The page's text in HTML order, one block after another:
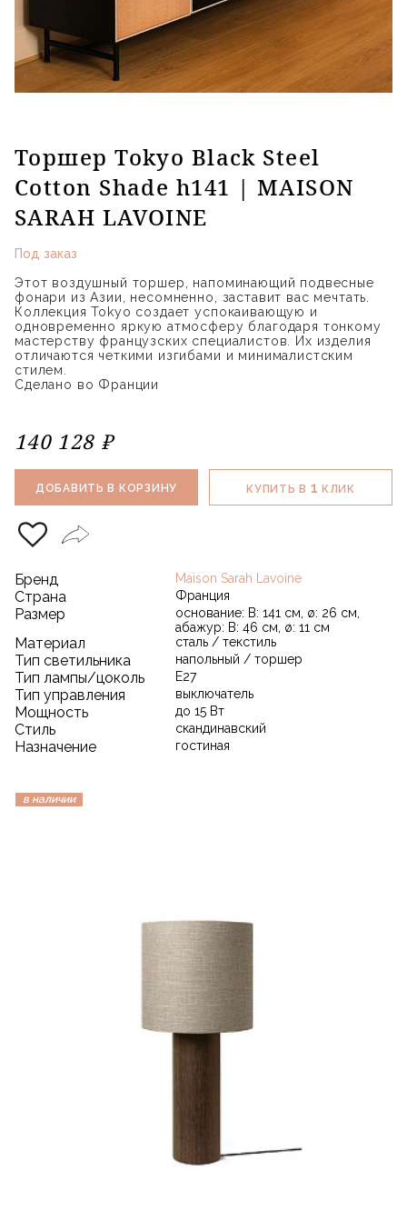
Торшер Tokyo Black Steel
Cotton Shade h141 | MAISON
SARAH LAVOINE
Под заказ
Этот воздушный торшер, напоминающий подвесные
фонари из Азии, несомненно, заставит вас мечтать.
Коллекция Tokyo создает успокаивающую и
одновременно яркую атмосферу благодаря тонкому
мастерству французских специалистов. Их изделия
отличаются четкими изгибами и минималистским
стилем.
Сделано во Франции
140 128 ₽
ДОБАВИТЬ В КОРЗИНУ КУПИТЬ В 1 КЛИК
Бренд Maison Sarah Lavoine
Страна Франция
Размер
основание: В: 141 см, ø: 26 см,
абажур: В: 46 см, ø: 11 см
Материал сталь / текстиль
Тип светильника напольный / торшер
Тип лампы/цоколь E27
Тип управления выключатель
Мощность до 15 Вт
Стиль скандинавский
Назначение гостиная
в наличии